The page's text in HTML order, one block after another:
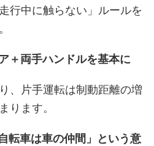
行中に触らない」ルールを
＋両手ハンドルを基本に
、片手運転は制動距離の増
ります。
転車は車の仲間」という意